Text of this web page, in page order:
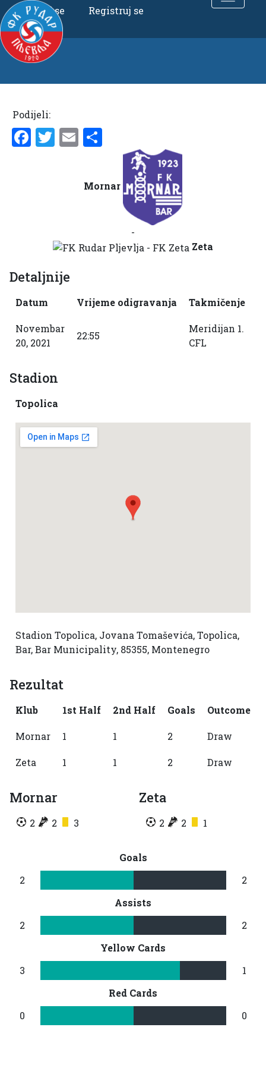
Uloguj se Registruj se
Podijeli:
Facebook
Twitter
Email
Mornar
-
Zeta
Detaljnije
Datum Vrijeme odigravanja Takmičenje
Novembar
20, 2021
22:55
Meridijan 1.
CFL
Stadion
Topolica
Stadion Topolica, Jovana Tomaševića, Topolica,
Bar, Bar Municipality, 85355, Montenegro
Rezultat
Klub 1st Half 2nd Half Goals Outcome
Mornar 1 1 2 Draw
Zeta 1 1 2 Draw
Mornar
2 2 3
Zeta
2 2 1
Goals
2
2
Assists
2
2
Yellow Cards
3
1
Red Cards
0
0